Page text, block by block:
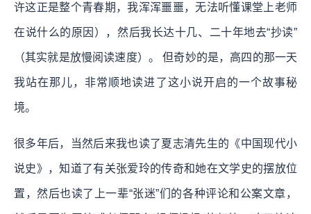
许这正是整个青春期，我浑浑噩噩，无法听懂课堂上老师
在说什么的原因），然后我长达十几、二十年地去“抄读”
（其实就是放慢阅读速度）。 但奇妙的是，高四的那一天
我站在那儿，非常顺地读进了这小说开启的一个故事秘
境。
很多年后，当然后来我也读了夏志清先生的《中国现代小
说史》，知道了有关张爱玲的传奇和她在文学史的摆放位
置，然后也读了上一辈“张迷”们的各种评论和公案文章，